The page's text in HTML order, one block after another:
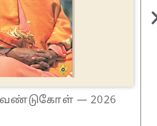
வேண்டுகோள் — 2026